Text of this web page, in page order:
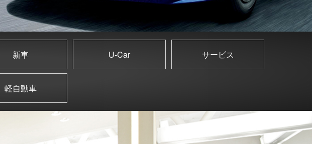
新車 U-Car サービス
軽自動車